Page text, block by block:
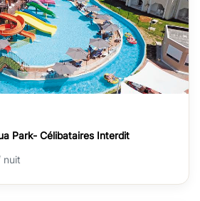
Park- Célibataires Interdit
nuit